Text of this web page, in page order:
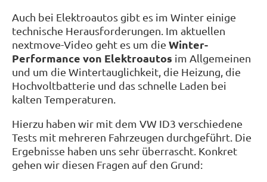
Auch bei Elektroautos gibt es im Winter einige
technische Herausforderungen. Im aktuellen
nextmove-Video geht es um die Winter-
Performance von Elektroautos im Allgemeinen
und um die Wintertauglichkeit, die Heizung, die
Hochvoltbatterie und das schnelle Laden bei
kalten Temperaturen.
Hierzu haben wir mit dem VW ID3 verschiedene
Tests mit mehreren Fahrzeugen durchgeführt. Die
Ergebnisse haben uns sehr überrascht. Konkret
gehen wir diesen Fragen auf den Grund: